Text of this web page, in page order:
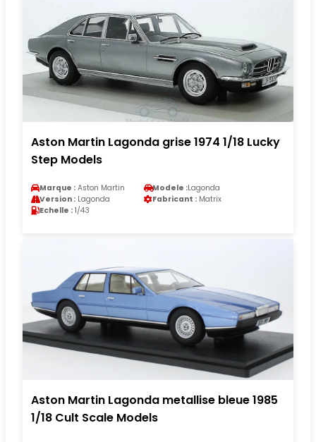
Aston Martin Lagonda grise 1974 1/18 Lucky
Step Models
Marque : Aston Martin Modele :Lagonda
Version : Lagonda Fabricant : Matrix
Echelle : 1/43
Aston Martin Lagonda metallise bleue 1985
1/18 Cult Scale Models